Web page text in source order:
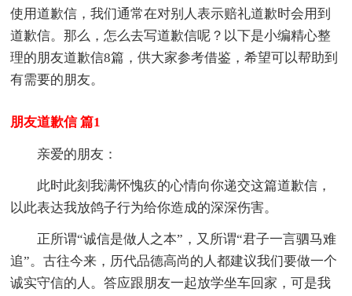
使用道歉信，我们通常在对别人表示赔礼道歉时会用到
道歉信。那么，怎么去写道歉信呢？以下是小编精心整
理的朋友道歉信8篇，供大家参考借鉴，希望可以帮助到
有需要的朋友。
朋友道歉信 篇1
亲爱的朋友：
此时此刻我满怀愧疚的心情向你递交这篇道歉信，
以此表达我放鸽子行为给你造成的深深伤害。
正所谓“诚信是做人之本”，又所谓“君子一言驷马难
追”。古往今来，历代品德高尚的人都建议我们要做一个
诚实守信的人。答应跟朋友一起放学坐车回家，可是我